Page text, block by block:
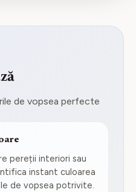
de vopsea perfecte
pereții interiori sau
instant culoarea
de vopsea potrivite.